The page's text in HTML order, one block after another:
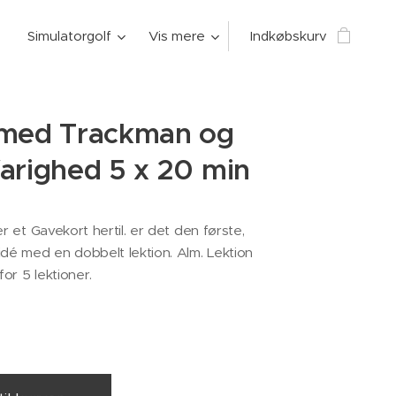
Simulatorgolf Vis mere Indkøbskurv
Trackman og
5 x 20 min
et Gavekort hertil. er det den første,
med en dobbelt lektion. Alm. Lektion
5 lektioner.